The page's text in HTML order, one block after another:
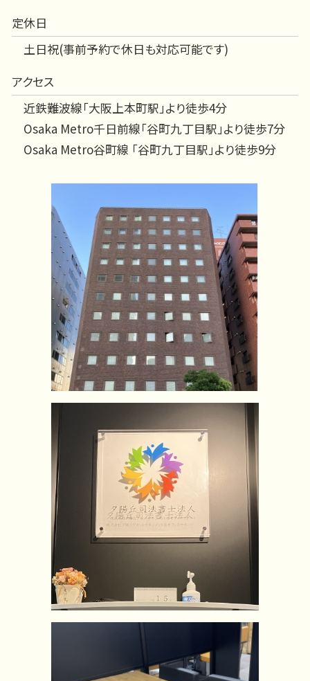
定休日
土日祝(事前予約で休日も対応可能です)
アクセス
近鉄難波線「大阪上本町駅」より徒歩4分
Osaka Metro千日前線「谷町九丁目駅」より徒歩7分
Osaka Metro谷町線 「谷町九丁目駅」より徒歩9分